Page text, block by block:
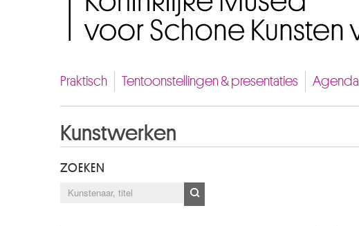
Praktisch Tentoonstellingen & presentaties Agenda
Kunstwerken
ZOEKEN